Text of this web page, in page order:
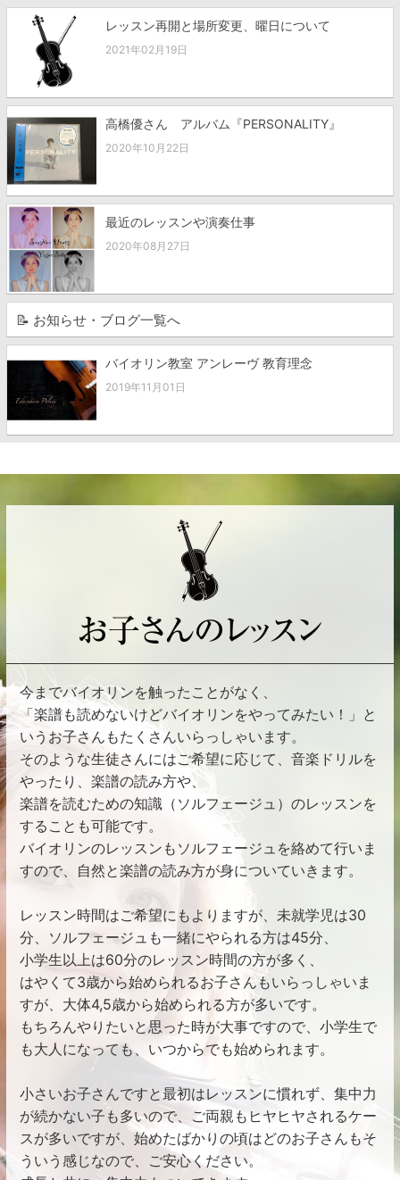
レッスン再開と場所変更、曜日について
2021年02月19日
高橋優さん アルバム『PERSONALITY』
2020年10月22日
最近のレッスンや演奏仕事
2020年08月27日
📝 お知らせ・ブログ一覧へ
バイオリン教室 アンレーヴ 教育理念
2019年11月01日
今までバイオリンを触ったことがなく、
「楽譜も読めないけどバイオリンをやってみたい！」と
いうお子さんもたくさんいらっしゃいます。
そのような生徒さんにはご希望に応じて、音楽ドリルを
やったり、楽譜の読み方や、
楽譜を読むための知識（ソルフェージュ）のレッスンを
することも可能です。
バイオリンのレッスンもソルフェージュを絡めて行いま
すので、自然と楽譜の読み方が身についていきます。
レッスン時間はご希望にもよりますが、未就学児は30
分、ソルフェージュも一緒にやられる方は45分、
小学生以上は60分のレッスン時間の方が多く、
はやくて3歳から始められるお子さんもいらっしゃいま
すが、大体4,5歳から始められる方が多いです。
もちろんやりたいと思った時が大事ですので、小学生で
も大人になっても、いつからでも始められます。
小さいお子さんですと最初はレッスンに慣れず、集中力
が続かない子も多いので、ご両親もヒヤヒヤされるケー
スが多いですが、始めたばかりの頃はどのお子さんもそ
ういう感じなので、ご安心ください。